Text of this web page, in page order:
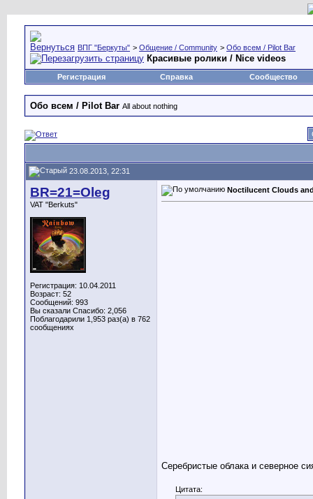
ВПГ "Беркуты" > Общение / Community > Обо всем / Pilot Bar
Красивые ролики / Nice videos
Регистрация Справка Сообщество
Обо всем / Pilot Bar All about nothing
23.08.2013, 22:31
BR=21=Oleg
VAT "Berkuts"
Регистрация: 10.04.2011
Возраст: 52
Сообщений: 993
Вы сказали Спасибо: 2,056
Поблагодарили 1,953 раз(а) в 762
сообщениях
Noctilucent Clouds
Серебристые облака и северное
Цитата: